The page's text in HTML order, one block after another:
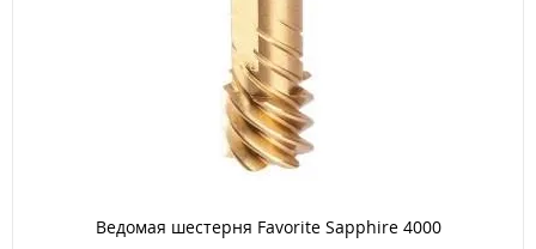
Ведомая шестерня Favorite Sapphire 4000